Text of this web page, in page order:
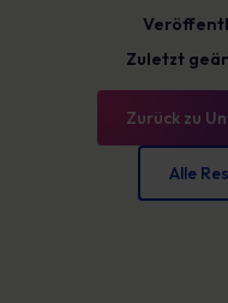
Zuletzt
Zurück zu
Alle